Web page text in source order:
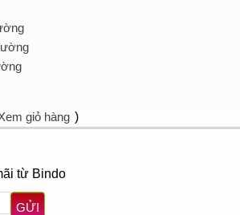
giỏ hàng )
từ Bindo
GỬI